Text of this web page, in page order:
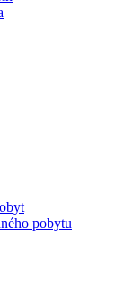
pobytu